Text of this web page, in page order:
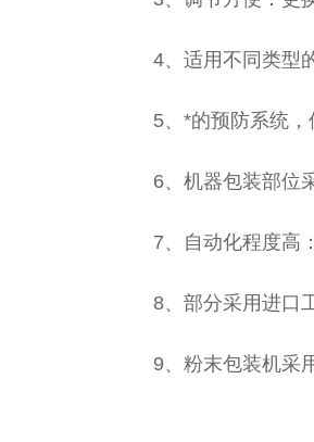
4、适用不同类型
5、*的预防系统
6、机器包装部位
7、自动化程度高
8、部分采用进口
9、粉末包装机采